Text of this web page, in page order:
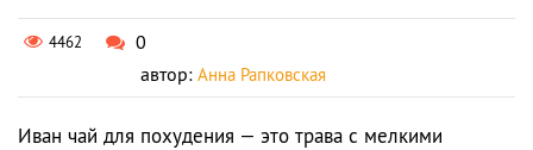
4462
0
автор: Анна Рапковская
Иван чай для похудения — это трава с мелкими